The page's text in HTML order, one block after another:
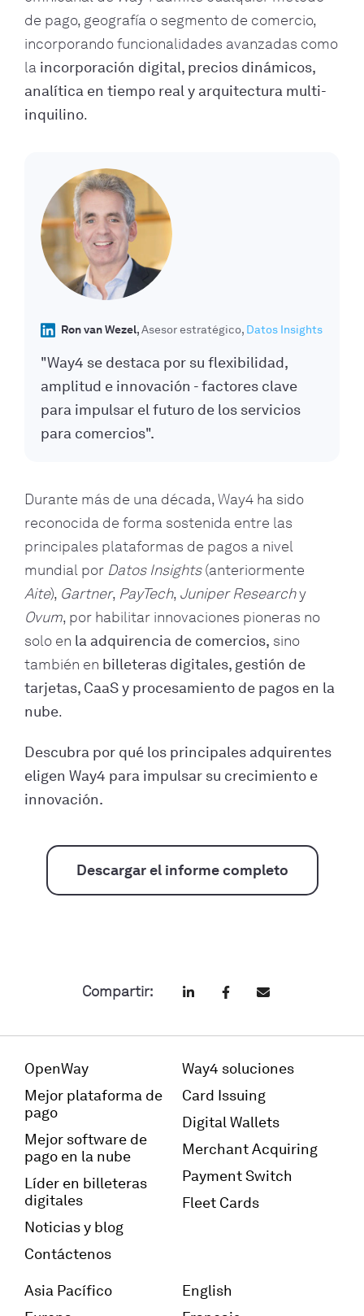
de pago, geografía o segmento de comercio,
incorporando funcionalidades avanzadas como
la incorporación digital, precios dinámicos,
analítica en tiempo real y arquitectura multi-
inquilino.
Ron van Wezel Asesor estratégico Datos Insights
"Way4 se destaca por su flexibilidad,
amplitud e innovación - factores clave
para impulsar el futuro de los servicios
para comercios".
Durante más de una década, Way4 ha sido
reconocida de forma sostenida entre las
principales plataformas de pagos a nivel
mundial por Datos Insights (anteriormente
Aite), Gartner, PayTech, Juniper Researchy
Ovum, por habilitar innovaciones pioneras no
solo en la adquirencia de comercios, sino
también en billeteras digitales, gestión de
tarjetas, CaaS y procesamiento de pagos en la
nube.
Descubra por qué los principales adquirentes
eligen Way4 para impulsar su crecimiento e
innovación.
Descargar el informe completo
Compartir:
OpenWay
Mejor plataforma de
pago
Mejor software de
pago en la nube
Líder en billeteras
digitales
Noticias y blog
Contáctenos
Way4 soluciones
Card Issuing
Digital Wallets
Merchant Acquiring
Payment Switch
Fleet Cards
Asia Pacífico
English